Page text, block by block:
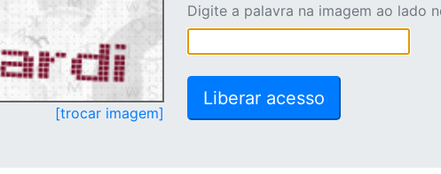
[trocar imagem]
Digite a palavra na imagem ao lado